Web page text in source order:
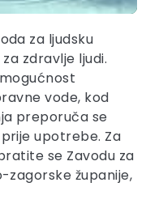
za ljudsku
zdravlje ljudi.
vode, kod
preporuča se
upotrebe. Za
se Zavodu za
zagorske županije,